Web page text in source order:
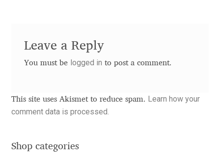
Eleonora Petrova
Emanuela Krusteva
Leave a Reply
You must be logged in to post a comment.
This site uses Akismet to reduce spam. Learn how your
comment data is processed.
Shop categories